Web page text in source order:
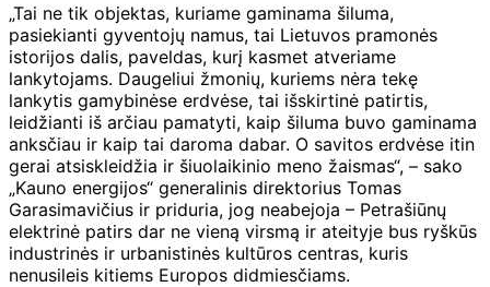
„Tai ne tik objektas, kuriame gaminama šiluma,
pasiekianti gyventojų namus, tai Lietuvos pramonės
istorijos dalis, paveldas, kurį kasmet atveriame
lankytojams. Daugeliui žmonių, kuriems nėra tekę
lankytis gamybinėse erdvėse, tai išskirtinė patirtis,
leidžianti iš arčiau pamatyti, kaip šiluma buvo gaminama
anksčiau ir kaip tai daroma dabar. O savitos erdvėse itin
gerai atsiskleidžia ir šiuolaikinio meno žaismas“, – sako
„Kauno energijos“ generalinis direktorius Tomas
Garasimavičius ir priduria, jog neabejoja – Petrašiūnų
elektrinė patirs dar ne vieną virsmą ir ateityje bus ryškūs
industrinės ir urbanistinės kultūros centras, kuris
nenusileis kitiems Europos didmiesčiams.